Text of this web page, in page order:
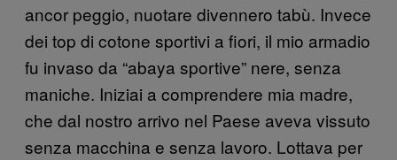
ancor peggio, nuotare divennero tabù. Invece
dei top di cotone sportivi a fiori, il mio armadio
fu invaso da “abaya sportive” nere, senza
maniche. Iniziai a comprendere mia madre,
che dal nostro arrivo nel Paese aveva vissuto
senza macchina e senza lavoro. Lottava per